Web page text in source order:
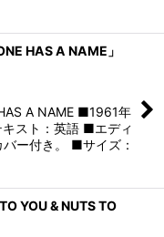
HAS A NAME」
A NAME ■1961年
スト：英語 ■エディ
ー付き。 ■サイズ：
YOU & NUTS TO